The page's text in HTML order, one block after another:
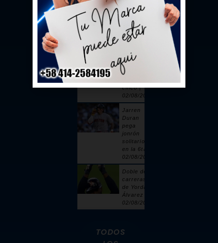
por un
intento de
toque |
02/08/2026
Alcántara
cuelga 6
ceros y
cinco |
02/08/2026
Jarren
Duran
pega
jonrón
solitario
en la 6ta |
02/08/2026
Doble de 2
carreras
de Yordan
Álvarez |
02/08/2026
TODOS